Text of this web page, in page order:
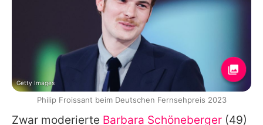
Zwar moderierte Barbara Schöneberger (49)
Getty Images
Philip Froissant beim Deutschen Fernsehpreis 2023